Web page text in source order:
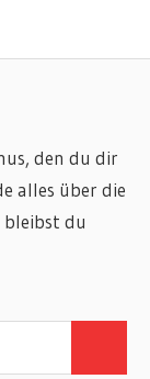
den du dir
alles über die
bleibst du